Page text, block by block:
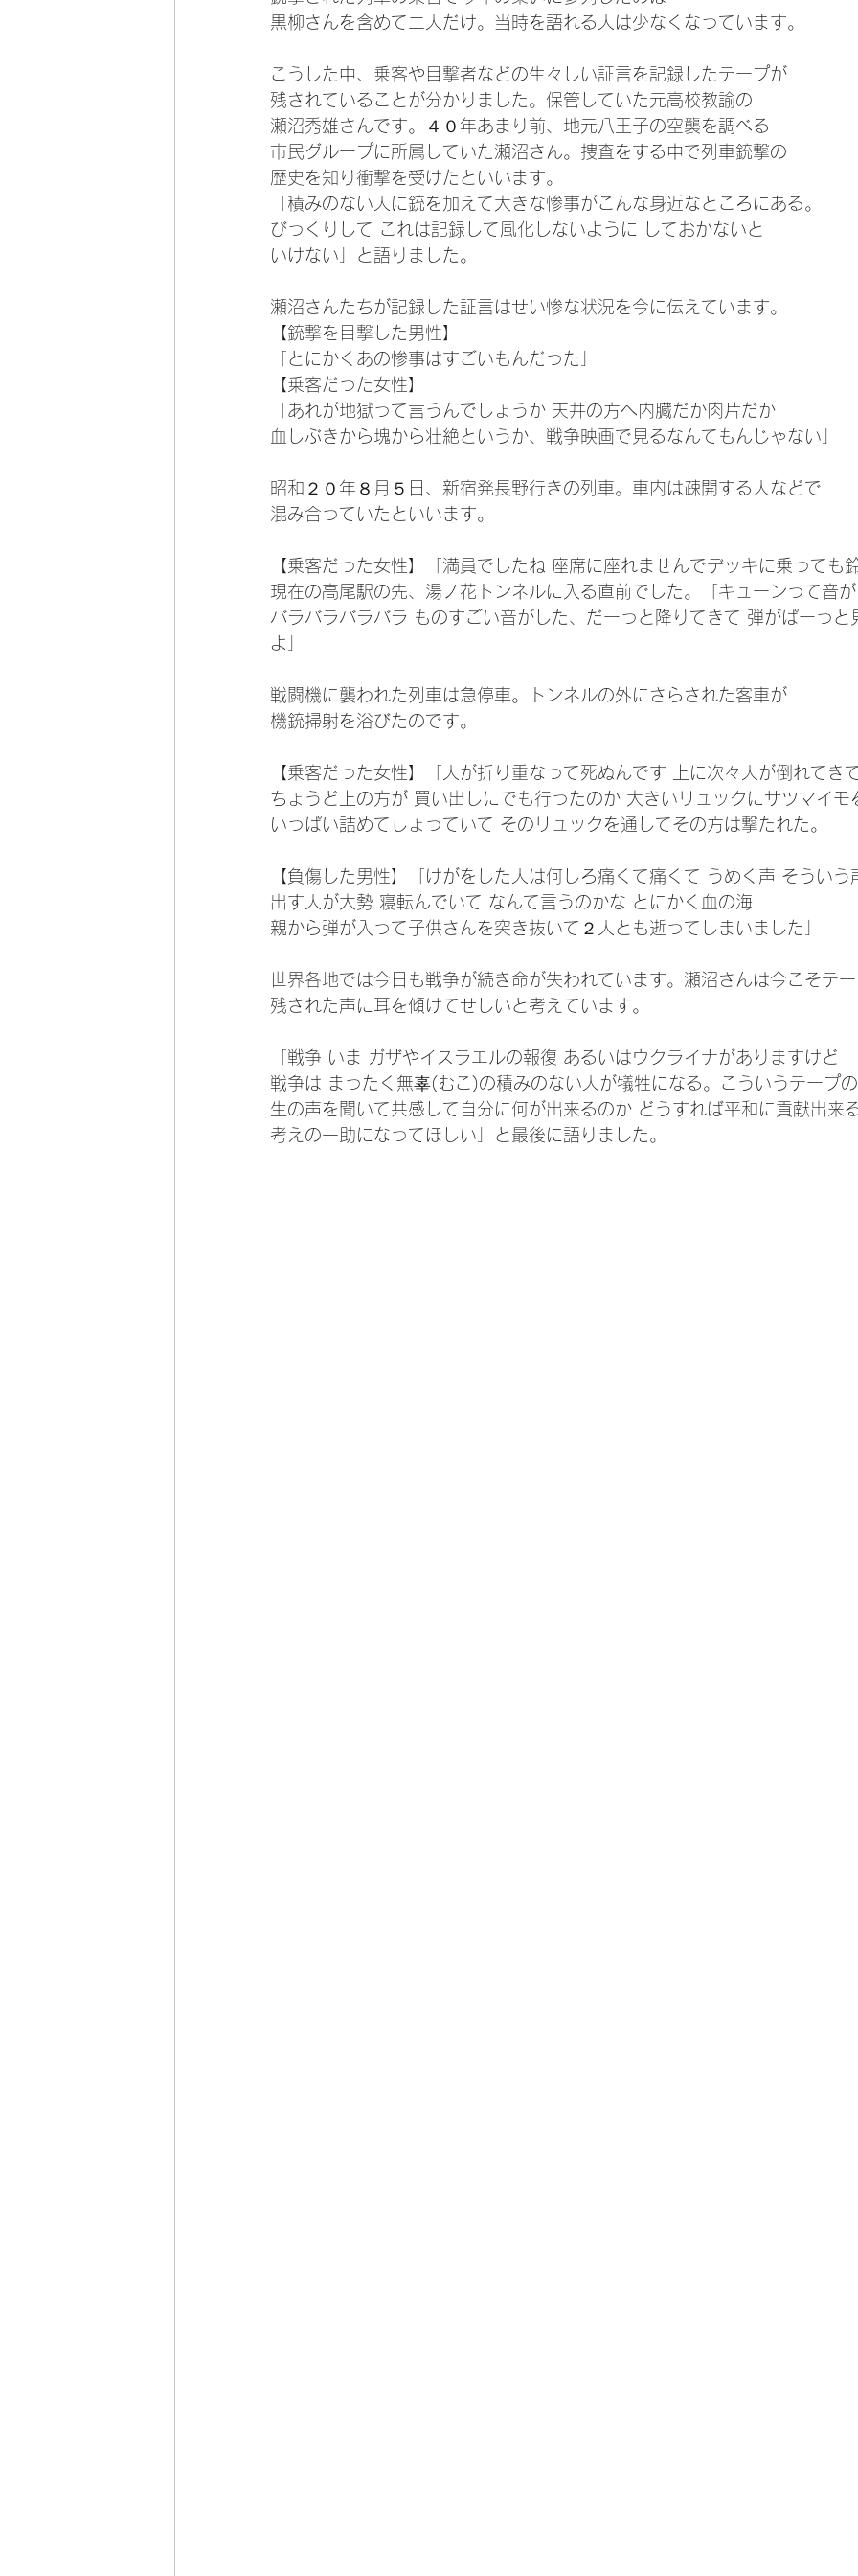
黒柳さんを含めて二人だけ。当時を語れる人は少なくなっています。
こうした中、乗客や目撃者などの生々しい証言を記録したテープが
残されていることが分かりました。保管していた元高校教諭の
瀬沼秀雄さんです。４０年あまり前、地元八王子の空襲を調べる
市民グループに所属していた瀬沼さん。捜査をする中で列車銃撃の
歴史を知り衝撃を受けたといいます。
「積みのない人に銃を加えて大きな惨事がこんな身近なところにある。
びっくりして これは記録して風化しないように しておかないと
いけない」と語りました。
瀬沼さんたちが記録した証言はせい惨な状況を今に伝えています。
【銃撃を目撃した男性】
「とにかくあの惨事はすごいもんだった」
【乗客だった女性】
「あれが地獄って言うんでしょうか 天井の方へ内臓だか肉片だか
血しぶきから塊から壮絶というか、戦争映画で見るなんてもんじゃない」
昭和２０年８月５日、新宿発長野行きの列車。車内は疎開する人などで
混み合っていたといいます。
【乗客だった女性】「満員でしたね 座席に座れませんでデッキに乗っても
現在の高尾駅の先、湯ノ花トンネルに入る直前でした。「キューンって音が
バラバラバラバラ ものすごい音がした、だーっと降りてきて 弾がぱーっと
よ」
戦闘機に襲われた列車は急停車。トンネルの外にさらされた客車が
機銃掃射を浴びたのです。
【乗客だった女性】「人が折り重なって死ぬんです 上に次々人が倒れてき
ちょうど上の方が 買い出しにでも行ったのか 大きいリュックにサツマイモ
いっぱい詰めてしょっていて そのリュックを通してその方は撃たれた。
【負傷した男性】「けがをした人は何しろ痛くて痛くて うめく声 そういう
出す人が大勢 寝転んでいて なんて言うのかな とにかく血の海
親から弾が入って子供さんを突き抜いて２人とも逝ってしまいました」
世界各地では今日も戦争が続き命が失われています。瀬沼さんは今こそテー
残された声に耳を傾けてせしいと考えています。
「戦争 いま ガザやイスラエルの報復 あるいはウクライナがありますけど
戦争は まったく無辜(むこ)の積みのない人が犠牲になる。こういうテープの
生の声を聞いて共感して自分に何が出来るのか どうすれば平和に貢献出来
考えの一助になってほしい」と最後に語りました。